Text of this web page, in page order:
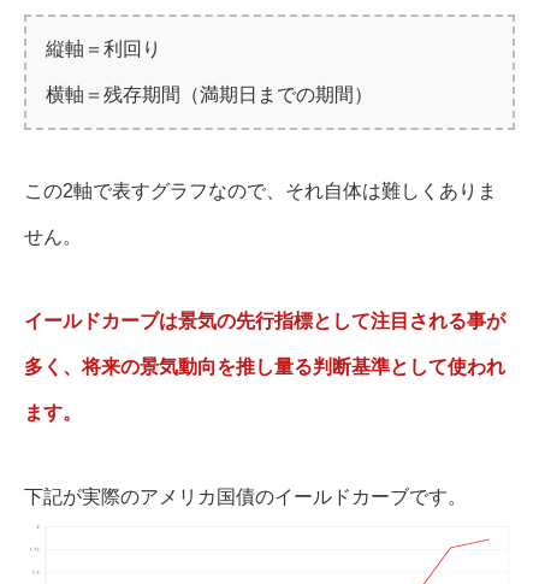
縦軸＝利回り
横軸＝残存期間（満期日までの期間）
この2軸で表すグラフなので、それ自体は難しくありま
せん。
イールドカーブは景気の先行指標として注目される事が
多く、将来の景気動向を推し量る判断基準として使われ
ます。
下記が実際のアメリカ国債のイールドカーブです。